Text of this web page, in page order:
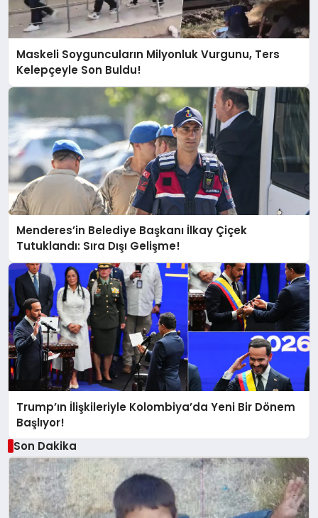
Maskeli Soyguncuların Milyonluk Vurgunu, Ters
Kelepçeyle Son Buldu!
Menderes’in Belediye Başkanı İlkay Çiçek
Tutuklandı: Sıra Dışı Gelişme!
Trump’ın İlişkileriyle Kolombiya’da Yeni Bir Dönem
Başlıyor!
Son Dakika